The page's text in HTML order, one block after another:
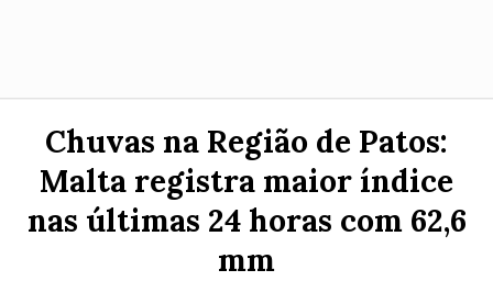
Chuvas na Região de Patos:
Malta registra maior índice
nas últimas 24 horas com 62,6
mm